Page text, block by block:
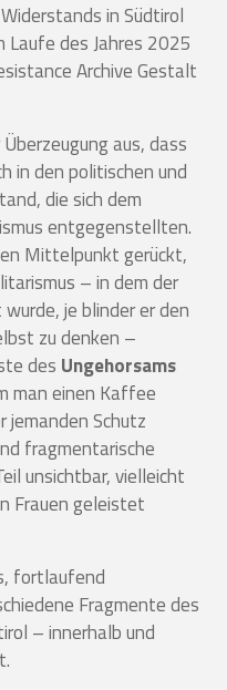
in Südtirol
Laufe des Jahres 2025
Archive Gestalt
aus, dass
in den politischen und
die sich dem
entgegenstellten.
Mittelpunkt gerückt,
– in dem der
je blinder er den
zu denken –
des Ungehorsams
man einen Kaffee
Schutz
fragmentarische
unsichtbar, vielleicht
Frauen geleistet
fortlaufend
Fragmente des
– innerhalb und